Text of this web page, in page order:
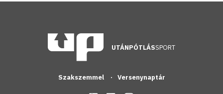
UTÁNPÓTLÁSSPORT
Szakszemmel Versenynaptár